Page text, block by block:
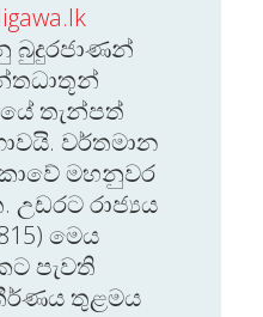
බුදුරජාණන්
තැන්පත්
වර්තමාන
මහනුවර
රාජ්‍යය
මෙය
පැවති
තුළමය